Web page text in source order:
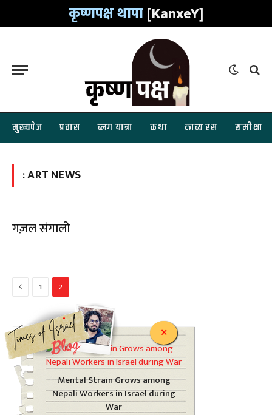
कृष्णपक्ष थापा[KanxeY]
मुख्यपेज प्रवास ब्लग यात्रा कथा काव्य रस समीक्षा
:ART NEWS
गज़ल संगालो
Previous
1 2
.
×
Mental Strain Grows among
Nepali Workers in Israel during
War